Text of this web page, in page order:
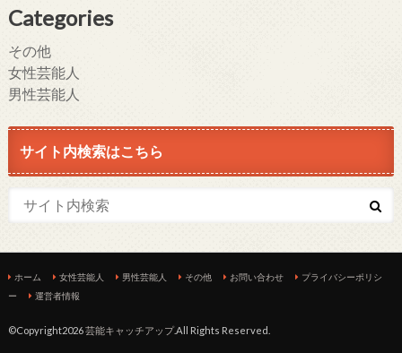
Categories
その他
女性芸能人
男性芸能人
サイト内検索はこちら
ホーム 女性芸能人 男性芸能人 その他 お問い合わせ
プライバシーポリシ
ー
運営者情報
©Copyright2026芸能キャッチアップ.All Rights Reserved.